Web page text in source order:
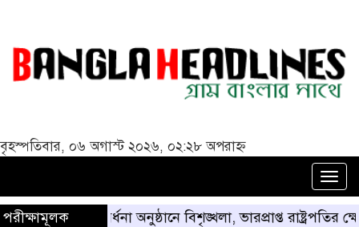
বৃহস্পতিবার, ০৬ অগাস্ট ২০২৬, ০২:২৮ অপরাহ্ন
পরীক্ষামূলক
জুলাইয়ের সংবর্ধনা অনুষ্ঠানে বিশৃঙ্খলা, ভারপ্রাপ্ত রাষ্ট্রপতির ক্ষোভ